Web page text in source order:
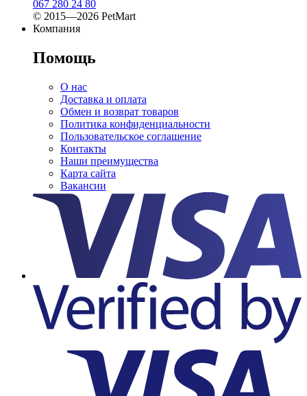
067 280 24 80
© 2015—2026 PetMart
Компания
Помощь
О нас
Доставка и оплата
Обмен и возврат товаров
Политика конфиденциальности
Пользовательское соглашение
Контакты
Наши преимущества
Карта сайта
Вакансии